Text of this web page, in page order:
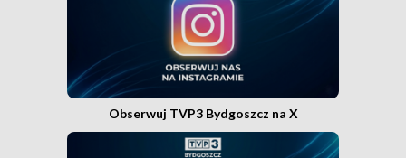
Obserwuj TVP3 Bydgoszcz na X